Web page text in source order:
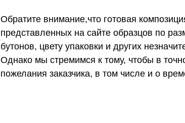
Обратите внимание,что готовая
представленных на сайте образцов по
бутонов, цвету упаковки и других
Однако мы стремимся к тому, чтобы в
пожелания заказчика, в том числе и о